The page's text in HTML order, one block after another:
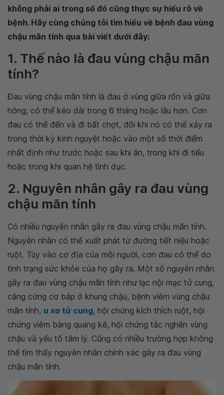
không phải ai trong số đó cũng thực sự hiểu rõ về
bệnh. Hãy cùng chúng tôi tìm hiểu về bệnh đau vùng
chậu mãn tính qua bài viết dưới đây:
1. Thế nào là đau vùng chậu mãn
tính?
Đau vùng chậu mãn tính là đau ở vùng giữa rốn và giữa
hông, có thể kéo dài trong 6 tháng hoặc lâu hơn. Cơn
đau có thể đến và đi bất chợt, đôi khi nó có thể xảy ra
trong thời kỳ kinh nguyệt hoặc vào một số thời điểm
nhất định như trước hoặc sau khi ăn, trong khi đi tiểu
hoặc trong khi quan hệ tình dục.
2. Nguyên nhân gây ra đau vùng
chậu mãn tính
Có nhiều nguyên nhân gây ra đau vùng chậu mãn tính.
Nguyên nhân có thể xuất phát từ đường tiết niệu hoặc
ruột. Tùy vào cơ địa của mỗi người, cơn đau có thể do
tình trạng sức khỏe của họ gây ra. Một số nguyên nhân
gây ra đau vùng chậu mãn tính như lạc nội mạc tử cung,
căng cứng cơ bắp ở khung chậu, bệnh viêm vùng chậu
mãn tính, u xơ tử cung, hội chứng kích thích ruột, hội
chứng viêm bàng quang kẽ, hội chứng tắc nghẽn vùng
chậu và yếu tố tâm lý. Cũng có nhiều trường hợp không
thể tìm thấy nguyên nhân chính xác gây ra đau vùng
chậu mãn tính.